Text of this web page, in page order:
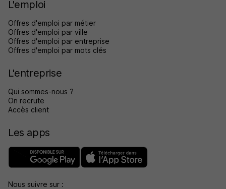
L'emploi
Offres d'emploi par métier
Offres d'emploi par ville
Offres d'emploi par entreprise
Offres d'emploi par mots clés
L'entreprise
Qui sommes-nous ?
On recrute
Accès client
Les apps
Nous suivre sur :